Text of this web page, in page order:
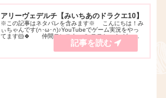
アリーヴェデルチ【みいちあのドラクエ10】
※この記事はネタバレを含みます※ こんにちは！み
ぃちゃんです(∩･ω･∩)♪YouTubeでゲーム実況をやっ
てます🐹🍀 仲間モンスターの モモちゃん が、カ
ンストしました！🥰 バトルロードのイベント が開
催されて、 せっかくなら装備が...